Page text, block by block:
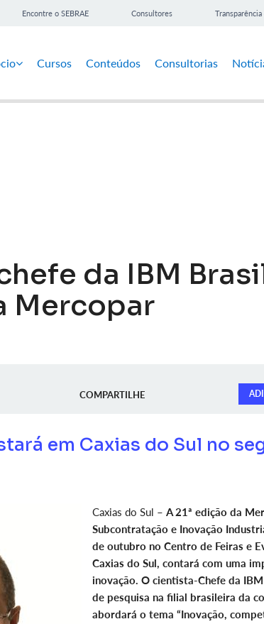
Encontre o SEBRAE Consultores
Cursos Conteúdos Consultorias
da IBM
Mercopar
COMPARTILHE
em Caxias do Sul no
Caxias do Sul – A 21ª edição da
Subcontratação e Inovação
de outubro no Centro de Feiras e
Caxias do Sul, contará com uma
inovação. O cientista-Chefe da
de pesquisa na filial brasileira da
abordará o tema “Inovação,